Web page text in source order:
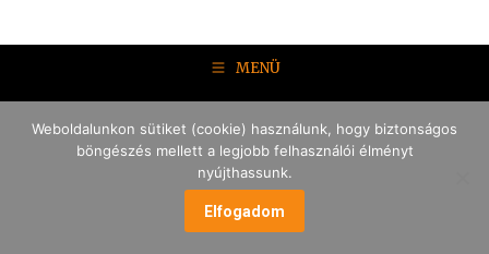
MENÜ
Weboldalunkon sütiket (cookie) használunk, hogy biztonságos
böngészés mellett a legjobb felhasználói élményt
nyújthassunk.
Elfogadom